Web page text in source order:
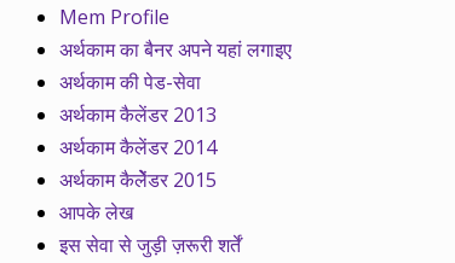
Mem Profile
अर्थकाम का बैनर अपने यहां लगाइए
अर्थकाम की पेड-सेवा
अर्थकाम कैलेंडर 2013
अर्थकाम कैलेंडर 2014
अर्थकाम कैलेेंडर 2015
आपके लेख
इस सेवा से जुड़ी ज़रूरी शर्तें